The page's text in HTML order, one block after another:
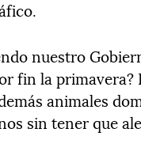
nuestro
fin la primavera?
animales
sin tener que